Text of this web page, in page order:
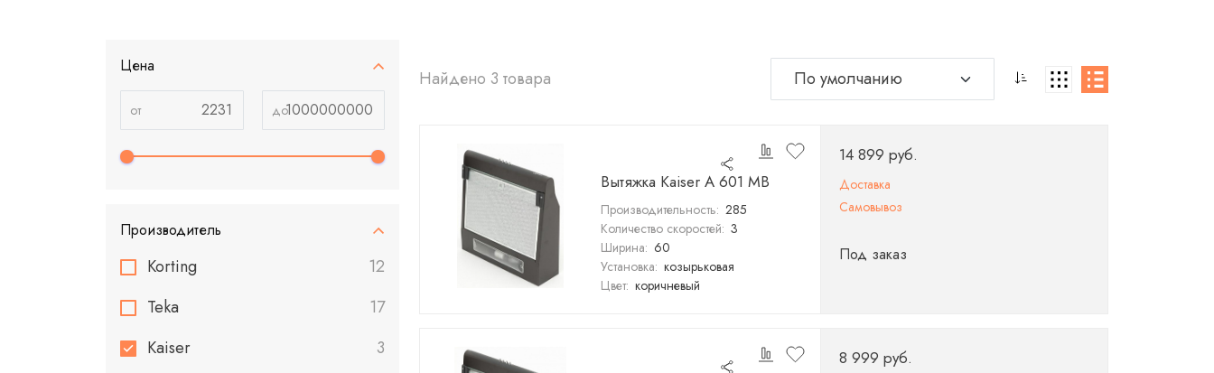
Цена
Производитель
Korting
12
Teka
17
Kaiser
3
Найдено 3 товара
Вытяжка Kaiser A 601 MB
Производительность: 285
Количество скоростей: 3
Ширина: 60
Установка: козырьковая
Цвет: коричневый
14 899 руб.
Доставка
Самовывоз
Под заказ
8 999 руб.